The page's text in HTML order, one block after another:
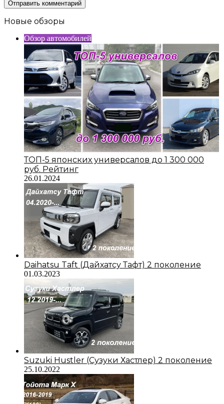
Новые обзоры
Обзор автомобилей
ТОП-5 японских универсалов до 1 300 000
руб. Рейтинг
26.01.2024
Daihatsu Taft (Дайхатсу Тафт) 2 поколение
01.03.2023
Suzuki Hustler (Сузуки Хастлер) 2 поколение
25.10.2022